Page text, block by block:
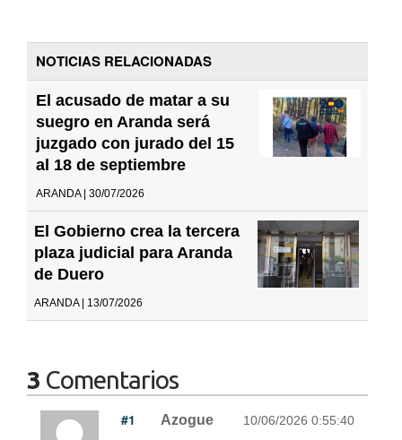
NOTICIAS RELACIONADAS
El acusado de matar a su
suegro en Aranda será
juzgado con jurado del 15
al 18 de septiembre
ARANDA | 30/07/2026
El Gobierno crea la tercera
plaza judicial para Aranda
de Duero
ARANDA | 13/07/2026
3 Comentarios
#1 Azogue 10/06/2026 0:55:40